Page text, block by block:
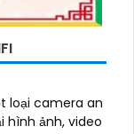
loại camera an
hình ảnh, video